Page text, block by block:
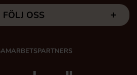
FÖLJ OSS